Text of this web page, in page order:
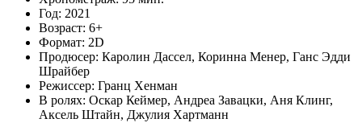
Год: 2021
Возраст: 6+
Формат: 2D
Продюсер: Каролин Дассел, Коринна Менер, Ганс Эдди
Шрайбер
Режиссер: Гранц Хенман
В ролях: Оскар Кеймер, Андреа Завацки, Аня Клинг,
Аксель Штайн, Джулия Хартманн